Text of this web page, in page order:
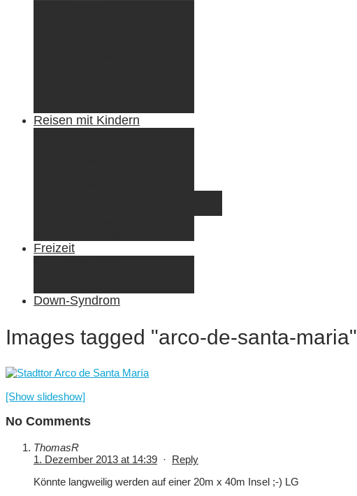
Reisen mit Kindern
Freizeit
Down-Syndrom
Images tagged "arco-de-santa-maria"
[Show slideshow]
No Comments
ThomasR
1. Dezember 2013 at 14:39 · Reply
Könnte langweilig werden auf einer 20m x 40m Insel ;-) LG